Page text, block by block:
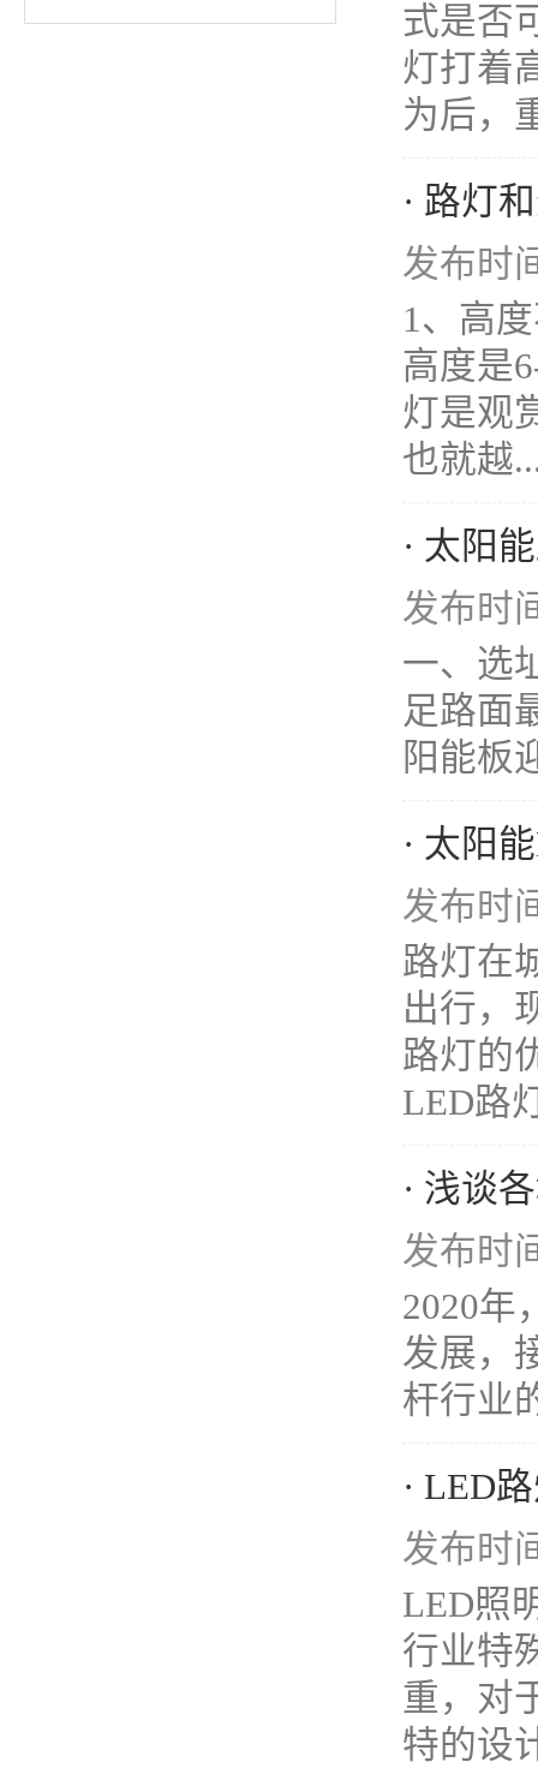
式是否
灯打着
为后，
· 路灯
发布时
1、高
高度是
灯是观
也就越
· 太阳
发布时
一、选
足路面
阳能板
· 太阳
发布时
路灯在
出行，
路灯的
LED路
· 浅谈
发布时
2020年
发展，
杆行业
· LED
发布时
LED照
行业特
重，对
特的设